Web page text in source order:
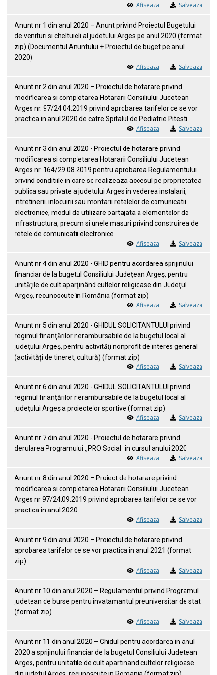
Afiseaza Salveaza
Anunt nr 1 din anul 2020 – Anunt privind Proiectul Bugetului
de venituri si cheltuieli al judetului Arges pe anul 2020 (format
zip) (Documentul Anuntului + Proiectul de buget pe anul
2020)
Afiseaza Salveaza
Anunt nr 2 din anul 2020 – Proiectul de hotarare privind
modificarea si completarea Hotararii Consiliului Judetean
Arges nr. 97/24.04.2019 privind aprobarea tarifelor ce se vor
practica in anul 2020 de catre Spitalul de Pediatrie Pitesti
Afiseaza Salveaza
Anunt nr 3 din anul 2020 - Proiectul de hotarare privind
modificarea si completarea Hotararii Consiliului Judetean
Arges nr. 164/29.08.2019 pentru aprobarea Regulamentului
privind conditiile in care se realizeaza accesul pe proprietatea
publica sau private a judetului Arges in vederea instalarii,
intretinerii, inlocuirii sau montarii retelelor de comunicatii
electronice, modul de utilizare partajata a elementelor de
infrastructura, precum si unele masuri privind construirea de
retele de comunicatii electronice
Afiseaza Salveaza
Anunt nr 4 din anul 2020 - GHID pentru acordarea sprijinului
financiar de la bugetul Consiliului Judeţean Argeş, pentru
unităţile de cult aparţinând cultelor religioase din Judeţul
Argeş, recunoscute în România (format zip)
Afiseaza Salveaza
Anunt nr 5 din anul 2020 - GHIDUL SOLICITANTULUI privind
regimul finanţărilor nerambursabile de la bugetul local al
județului Argeș, pentru activităţi nonprofit de interes general
(activități de tineret, cultură) (format zip)
Afiseaza Salveaza
Anunt nr 6 din anul 2020 - GHIDUL SOLICITANTULUI privind
regimul finanţărilor nerambursabile de la bugetul local al
judeţului Argeş a proiectelor sportive (format zip)
Afiseaza Salveaza
Anunt nr 7 din anul 2020 - Proiectul de hotarare privind
derularea Programului ,,PRO Socialˮ în cursul anului 2020
Afiseaza Salveaza
Anunt nr 8 din anul 2020 – Proiect de hotarare privind
modificarea si completarea Hotararii Consiliului Judetean
Arges nr 97/24.09.2019 privind aprobarea tarifelor ce se vor
practica in anul 2020
Afiseaza Salveaza
Anunt nr 9 din anul 2020 – Proiectul de hotarare privind
aprobarea tarifelor ce se vor practica in anul 2021 (format
zip)
Afiseaza Salveaza
Anunt nr 10 din anul 2020 – Regulamentul privind Programul
judetean de burse pentru invatamantul preuniversitar de stat
(format zip)
Afiseaza Salveaza
Anunt nr 11 din anul 2020 – Ghidul pentru acordarea in anul
2020 a sprijinului financiar de la bugetul Consiliului Judetean
Arges, pentru unitatile de cult apartinand cultelor religioase